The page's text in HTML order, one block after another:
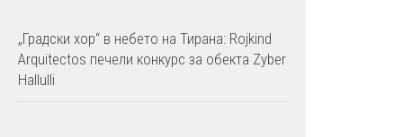
„Градски хор“ в небето на Тирана: Rojkind
Arquitectos печели конкурс за обекта Zyber
Hallulli